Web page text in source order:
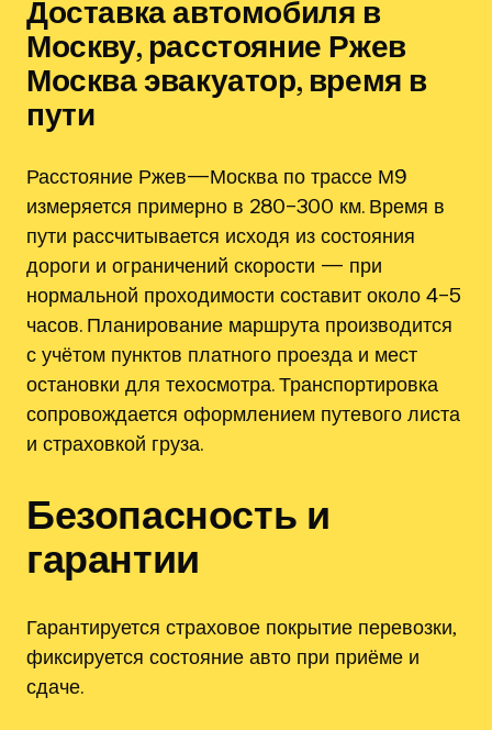
Доставка автомобиля в
Москву‚ расстояние Ржев
Москва эвакуатор‚ время в
пути
Расстояние Ржев—Москва по трассе М9
измеряется примерно в 280–300 км. Время в
пути рассчитывается исходя из состояния
дороги и ограничений скорости — при
нормальной проходимости составит около 4–5
часов. Планирование маршрута производится
с учётом пунктов платного проезда и мест
остановки для техосмотра. Транспортировка
сопровождается оформлением путевого листа
и страховкой груза.
Безопасность и
гарантии
Гарантируется страховое покрытие перевозки‚
фиксируется состояние авто при приёме и
сдаче.